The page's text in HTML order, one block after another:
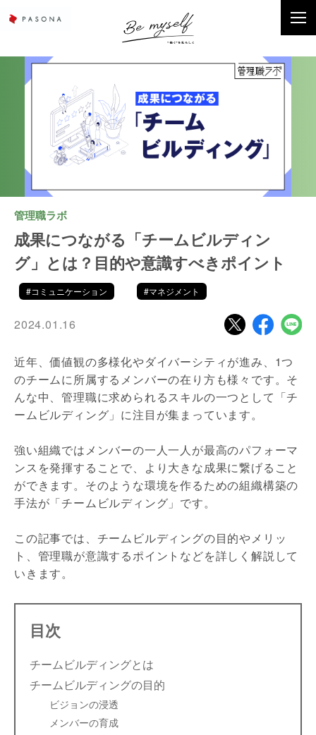
管理職ラボ
成果につながる「チームビルディン
グ」とは？目的や意識すべきポイント
#コミュニケーション #マネジメント
2024.01.16
近年、価値観の多様化やダイバーシティが進み、1つ
のチームに所属するメンバーの在り方も様々です。そ
んな中、管理職に求められるスキルの一つとして「チ
ームビルディング」に注目が集まっています。
強い組織ではメンバーの一人一人が最高のパフォーマ
ンスを発揮することで、より大きな成果に繋げること
ができます。そのような環境を作るための組織構築の
手法が「チームビルディング」です。
この記事では、チームビルディングの目的やメリッ
ト、管理職が意識するポイントなどを詳しく解説して
いきます。
目次
チームビルディングとは
チームビルディングの目的
ビジョンの浸透
メンバーの育成